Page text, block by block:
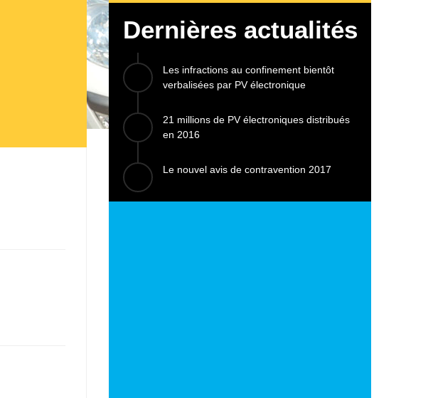
Dernières actualités
Les infractions au confinement bientôt
verbalisées par PV électronique
21 millions de PV électroniques distribués
en 2016
Le nouvel avis de contravention 2017